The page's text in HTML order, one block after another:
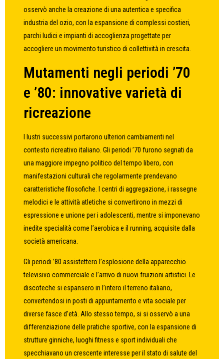
osservò anche la creazione di una autentica e specifica
industria del ozio, con la espansione di complessi costieri,
parchi ludici e impianti di accoglienza progettate per
accogliere un movimento turistico di collettività in crescita.
Mutamenti negli periodi ’70
e ’80: innovative varietà di
ricreazione
I lustri successivi portarono ulteriori cambiamenti nel
contesto ricreativo italiano. Gli periodi ’70 furono segnati da
una maggiore impegno politico del tempo libero, con
manifestazioni culturali che regolarmente prendevano
caratteristiche filosofiche. I centri di aggregazione, i rassegne
melodici e le attività atletiche si convertirono in mezzi di
espressione e unione per i adolescenti, mentre si imponevano
inedite specialità come l’aerobica e il running, acquisite dalla
società americana.
Gli periodi ’80 assistettero l’esplosione della apparecchio
televisivo commerciale e l’arrivo di nuovi fruizioni artistici. Le
discoteche si espansero in l’intero il terreno italiano,
convertendosi in posti di appuntamento e vita sociale per
diverse fasce d’età. Allo stesso tempo, si si osservò a una
differenziazione delle pratiche sportive, con la espansione di
strutture ginniche, luoghi fitness e sport individuali che
specchiavano un crescente interesse per il stato di salute del